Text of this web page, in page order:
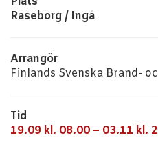
Raseborg / Ingå
Arrangör
Finlands Svenska Brand-
Tid
19.09 kl. 08.00 – 03.11 kl.